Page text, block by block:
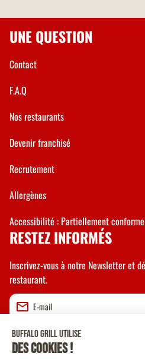
UNE QUESTION
Contact
F.A.Q
Nos restaurants
Devenir franchisé
Recrutement
Allergènes
Accessibilité : Partiellement
RESTEZ INFORMÉS
Inscrivez-vous à notre Newsletter et
restaurant.
Valider